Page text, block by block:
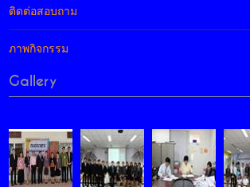
ติดต่อสอบถาม
ภาพกิจกรรม
Gallery